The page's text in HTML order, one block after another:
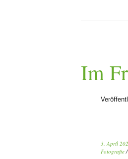
Im
3. April
Fotografie /